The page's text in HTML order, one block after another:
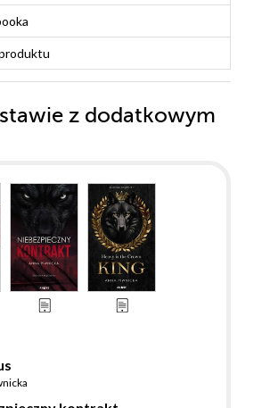
z dodatkowym